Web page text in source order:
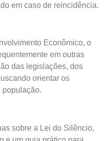
em caso de reincidência.
Econômico, o
em outras
das legislações, dos
orientar os
população.
sobre a Lei do Silêncio,